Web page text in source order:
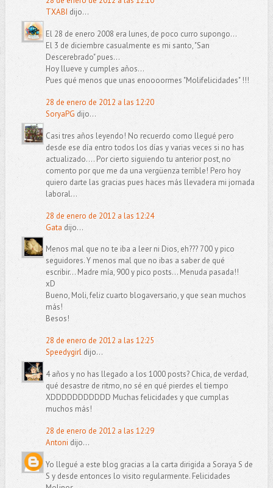
TXABI dijo...
El 28 de enero 2008 era lunes, de poco curro supongo...
El 3 de diciembre casualmente es mi santo, "San
Descerebrado" pues...
Hoy llueve y cumples años...
Pues qué menos que unas enoooormes "Molifelicidades" !!!
28 de enero de 2012 a las 12:20
SoryaPG dijo...
Casi tres años leyendo! No recuerdo como llegué pero
desde ese día entro todos los días y varias veces si no has
actualizado.... Por cierto siguiendo tu anterior post, no
comento por que me da una vergüenza terrible! Pero hoy
quiero darte las gracias pues haces más llevadera mi jornada
laboral...
28 de enero de 2012 a las 12:24
Gata dijo...
Menos mal que no te iba a leer ni Dios, eh??? 700 y pico
seguidores. Y menos mal que no ibas a saber de qué
escribir... Madre mía, 900 y pico posts... Menuda pasada!!
xD
Bueno, Moli, feliz cuarto blogaversario, y que sean muchos
más!
Besos!
28 de enero de 2012 a las 12:25
Speedygirldijo...
4 años y no has llegado a los 1000 posts? Chica, de verdad,
qué desastre de ritmo, no sé en qué pierdes el tiempo
XDDDDDDDDDDD Muchas felicidades y que cumplas
muchos más!
28 de enero de 2012 a las 12:29
Antoni dijo...
Yo llegué a este blog gracias a la carta dirigida a Soraya S de
S y desde entonces lo visito regularmente. Felicidades